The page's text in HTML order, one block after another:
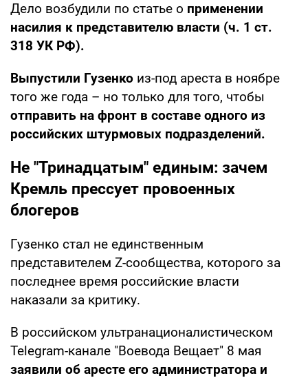
Дело возбудили по статье о применении
насилия к представителю власти (ч. 1 ст.
318 УК РФ).
Выпустили Гузенко из-под ареста в ноябре
того же года – но только для того, чтобы
отправить на фронт в составе одного из
российских штурмовых подразделений.
Не "Тринадцатым" единым: зачем
Кремль прессует провоенных
блогеров
Гузенко стал не единственным
представителем Z-сообщества, которого за
последнее время российские власти
наказали за критику.
В российском ультранационалистическом
Telegram-канале "Воевода Вещает" 8 мая
заявили об аресте его администратора и